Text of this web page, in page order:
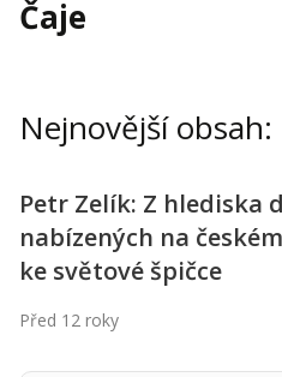
Solo
Inzerce
Přihlášení
Kontakt
Obchodní podmínky
Čaje
Nejnovější obsah:
Petr Zelík: Z hlediska
nabízených na
ke světové špičce
Před 12 roky